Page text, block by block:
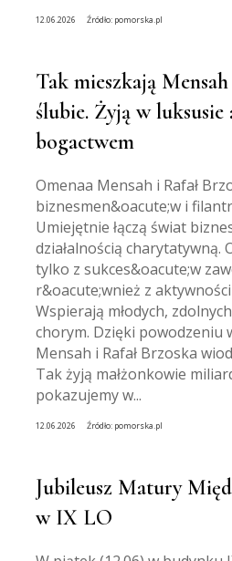
12.06.2026 Źródło: pomorska.pl
Tak mieszkają
ślubie. Żyją w luksusie
bogactwem
Omenaa Mensah i Rafał
biznesmen&oacute;w i
Umiejętnie łączą świat
działalnością charytatywną.
tylko z sukces&oacute;w
r&oacute;wnież z aktywności
Wspierają młodych,
chorym. Dzięki powodzeniu
Mensah i Rafał Brzoska
Tak żyją małżonkowie
pokazujemy w...
12.06.2026 Źródło: pomorska.pl
Jubileusz Matury
w IX LO